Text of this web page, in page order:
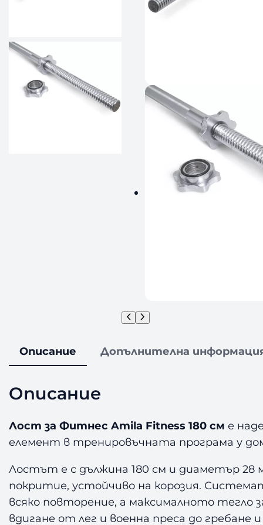
Описание Допълнителна
Описание
Лост за Фитнес Amila Fitness 180 см е
елемент в тренировъчната програма у
Лостът е с дължина 180 см и диаметър 28
покритие, устойчиво на корозия.
всяко повторение, а максималното тегло
вдигане от лег и военна преса до гребане